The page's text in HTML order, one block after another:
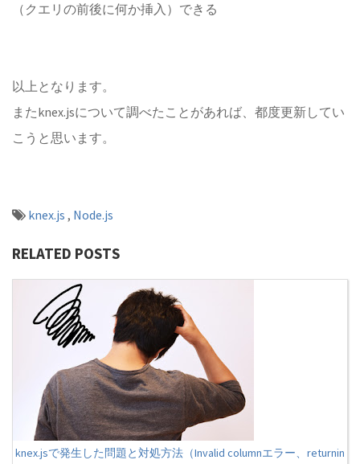
（クエリの前後に何か挿入）できる
以上となります。
またknex.jsについて調べたことがあれば、都度更新してい
こうと思います。
knex.js , Node.js
RELATED POSTS
knex.jsで発生した問題と対処方法（Invalid columnエラー、returnin